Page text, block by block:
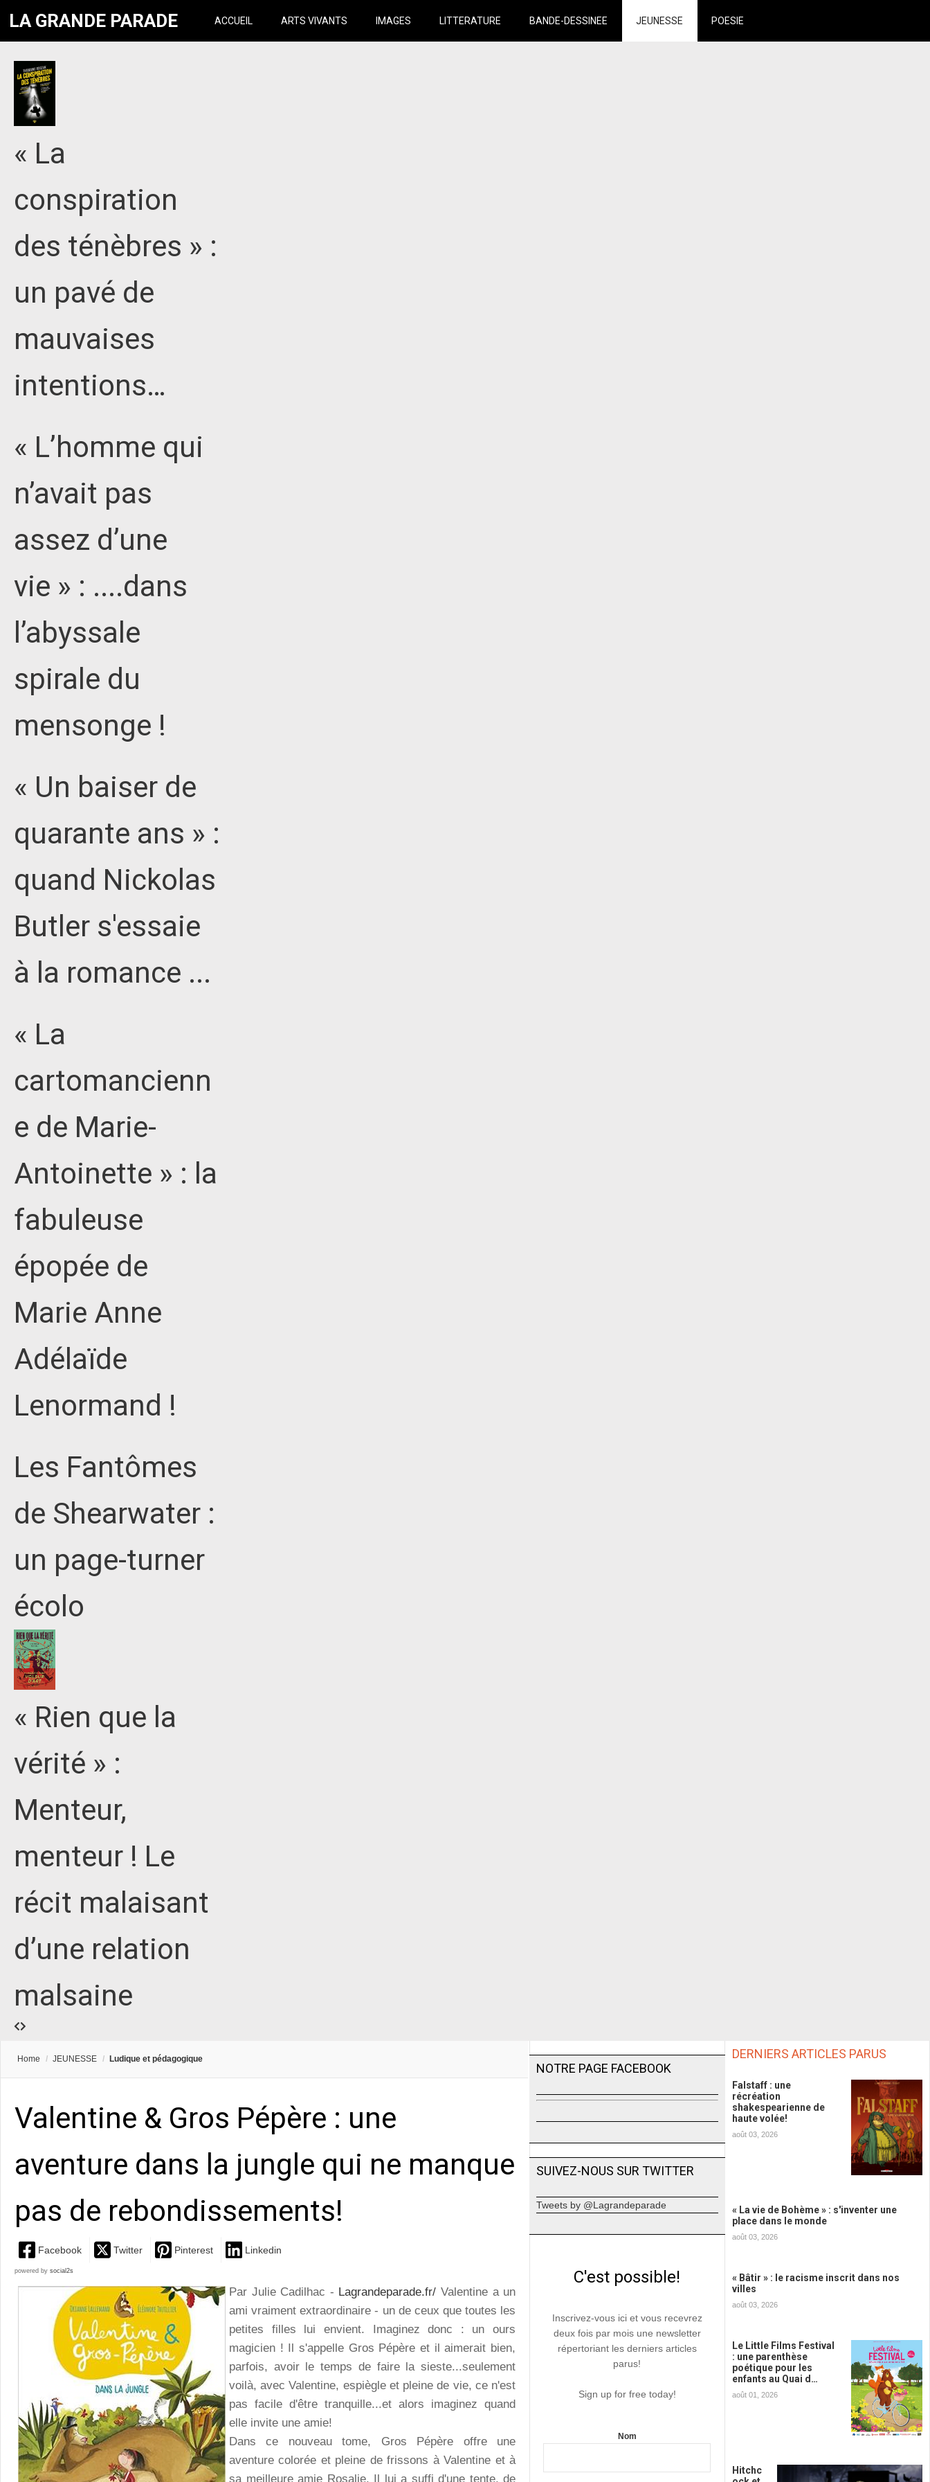
LA GRANDE PARADE ACCUEIL ARTS VIVANTS IMAGES LITTERATURE BANDE-DESSINEE JEUNESSE POESIE
« La
conspiration
des ténèbres » :
un pavé de
mauvaises
intentions…
« L’homme qui
n’avait pas
assez d’une
vie » : ....dans
l’abyssale
spirale du
mensonge !
« Un baiser de
quarante ans » :
quand Nickolas
Butler s'essaie
à la romance ...
« La
cartomancienn
e de Marie-
Antoinette » : la
fabuleuse
épopée de
Marie Anne
Adélaïde
Lenormand !
Les Fantômes
de Shearwater :
un page-turner
écolo
« Rien que la
vérité » :
Menteur,
menteur ! Le
récit malaisant
d’une relation
malsaine
Home / JEUNESSE / Ludique et pédagogique
Valentine & Gros Pépère : une
aventure dans la jungle qui ne manque
pas de rebondissements!
Facebook Twitter Pinterest Linkedin
powered by social2s
Par Julie Cadilhac - Lagrandeparade.fr/ Valentine a un
ami vraiment extraordinaire - un de ceux que toutes les
petites filles lui envient. Imaginez donc : un ours
magicien ! Il s'appelle Gros Pépère et il aimerait bien,
parfois, avoir le temps de faire la sieste...seulement
voilà, avec Valentine, espiègle et pleine de vie, ce n'est
pas facile d'être tranquille...et alors imaginez quand
elle invite une amie!
Dans ce nouveau tome, Gros Pépère offre une
aventure colorée et pleine de frissons à Valentine et à
sa meilleure amie Rosalie. Il lui a suffi d'une tente, de
NOTRE PAGE FACEBOOK
SUIVEZ-NOUS SUR TWITTER
Tweets by @Lagrandeparade
C'est possible!
Inscrivez-vous ici et vous recevrez
deux fois par mois une newsletter
répertoriant les derniers articles
parus!
Sign up for free today!
Nom
DERNIERS ARTICLES PARUS
Falstaff : une
récréation
shakespearienne de
haute volée!
août 03, 2026
« La vie de Bohème » : s'inventer une
place dans le monde
août 03, 2026
« Bâtir » : le racisme inscrit dans nos
villes
août 03, 2026
Le Little Films Festival
: une parenthèse
poétique pour les
enfants au Quai d…
août 01, 2026
Hitchc